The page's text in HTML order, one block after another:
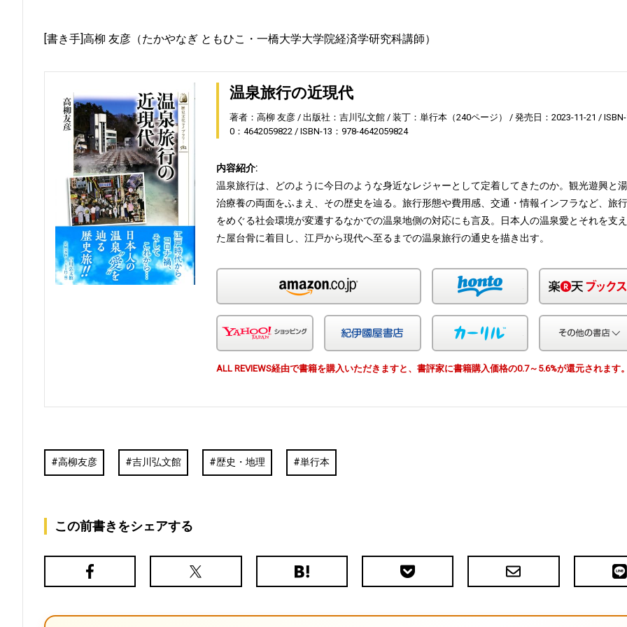
[書き手]高柳 友彦（たかやなぎ ともひこ・一橋大学大学院経済学研究科講師）
温泉旅行の近現代
著者：高柳 友彦 出版社：吉川弘文館 装丁：単行本（240ページ） 発売日：2023-11-21
ISBN-
0：4642059822
ISBN-13：978-4642059824
内容紹介:
温泉旅行は、どのように今日のような身近なレジャーとして定着してきたのか。観光遊興と湯
治療養の両面をふまえ、その歴史を辿る。旅行形態や費用感、交通・情報インフラなど、旅行
をめぐる社会環境が変遷するなかでの温泉地側の対応にも言及。日本人の温泉愛とそれを支え
た屋台骨に着目し、江戸から現代へ至るまでの温泉旅行の通史を描き出す。
honto
Yahoo!ショッピング 紀伊国屋 カーリル
ALL REVIEWS経由で書籍を購入いただきますと、書評家に書籍購入価格の0.7～5.6%が還元されます。
高柳友彦 吉川弘文館 歴史・地理 単行本
この前書きをシェアする
Facebook
X（旧
は
Pocket
メ